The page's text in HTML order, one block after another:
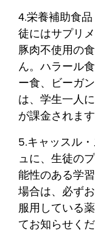
4.栄養補助食
徒にはサプリ
豚肉不使用の
ん。ハラール
ー食、ビーガ
は、学生一人
が課金されます
5.キャッスル
ュに、生徒の
能性のある学
場合は、必ず
服用している
てお知らせくだ